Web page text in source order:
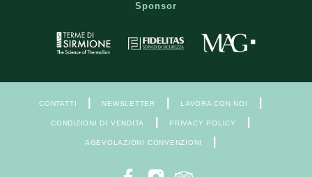
Sponsor
CONTATTI NEWSLETTER LAVORA CON NOI
CONDIZIONI DI VENDITA PRIVACY POLICY
AGEVOLAZIONI CONVENZIONI